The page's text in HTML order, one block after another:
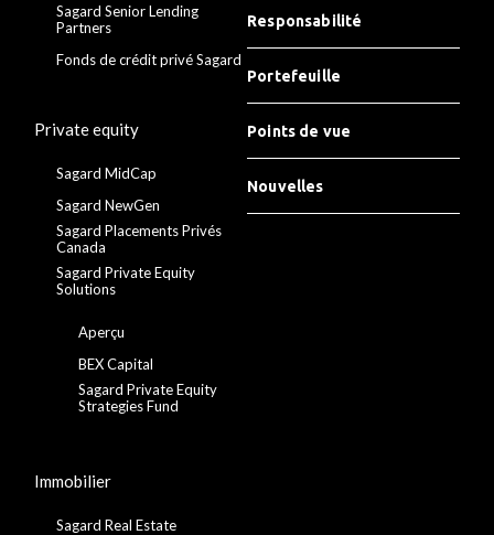
Sagard Senior Lending
Partners
Fonds de crédit privé Sagard
Private equity
Sagard MidCap
Sagard NewGen
Sagard Placements Privés
Canada
Sagard Private Equity
Solutions
Aperçu
BEX Capital
Sagard Private Equity
Strategies Fund
Immobilier
Sagard Real Estate
Responsabilité
Portefeuille
Points de vue
Nouvelles